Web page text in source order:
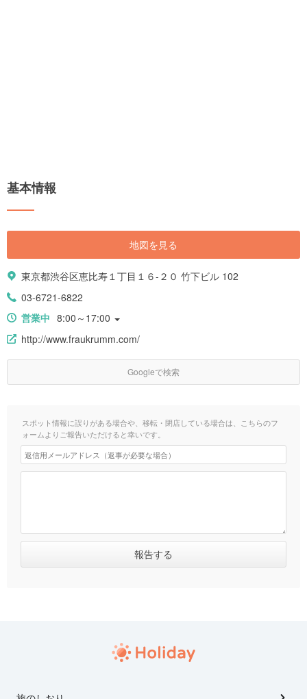
基本情報
地図を見る
東京都渋谷区恵比寿１丁目１６-２０ 竹下ビル 102
03-6721-6822
営業中 8:00～17:00
http://www.fraukrumm.com/
Googleで検索
スポット情報に誤りがある場合や、移転・閉店している場合は、こちらのフ
ォームよりご報告いただけると幸いです。